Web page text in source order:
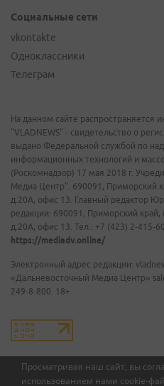
Просматривая наш сайт, вы
использованием нами cookie-
Социальные сети
vkontakte
Одноклассники
Телеграм
На данном сайте распространяется
"VLADNEWS" - свидетельство о
выдано Федеральной службой по
информационных технологий и
(Роскомнадзор) 17 мая 2018 г.
Медиа Центр". 690091, Приморский
д.20А, офис 13. Главный редактор
редакции: 690091, Приморский край,
д.20А, офис 13. Тел.: +7 (423) 2-415-
https://mediadv.online/
Электронный адрес редакции:
«Дальневосточный Медиа Центр»
249-8-800. 18+